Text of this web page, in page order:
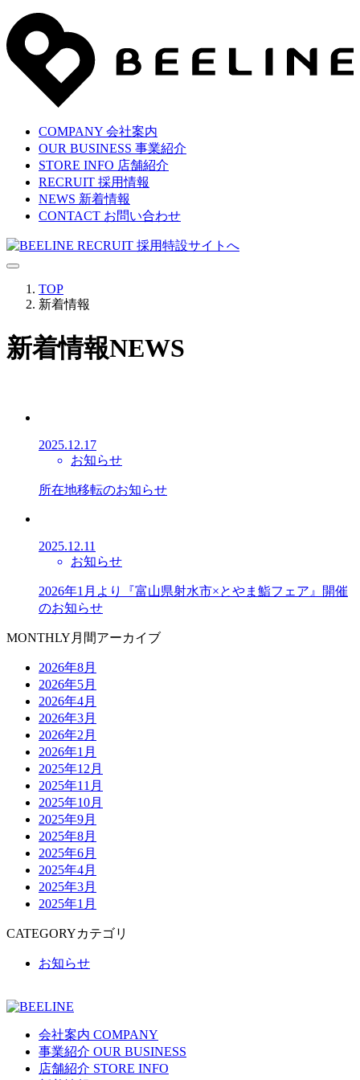
COMPANY 会社案内
OUR BUSINESS 事業紹介
STORE INFO 店舗紹介
RECRUIT 採用情報
NEWS 新着情報
CONTACT お問い合わせ
TOP
新着情報
新着情報NEWS
2025.12.17
お知らせ
所在地移転のお知らせ
2025.12.11
お知らせ
2026年1月より『富山県射水市×とやま鮨フェア』開催
のお知らせ
MONTHLY 月間アーカイブ
2026年8月
2026年5月
2026年4月
2026年3月
2026年2月
2026年1月
2025年12月
2025年11月
2025年10月
2025年9月
2025年8月
2025年6月
2025年4月
2025年3月
2025年1月
CATEGORYカテゴリ
お知らせ
会社案内 COMPANY
事業紹介 OUR BUSINESS
店舗紹介 STORE INFO